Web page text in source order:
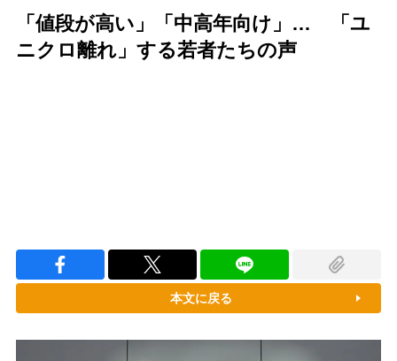
「値段が高い」「中高年向け」… 「ユ
ニクロ離れ」する若者たちの声
本文に戻る